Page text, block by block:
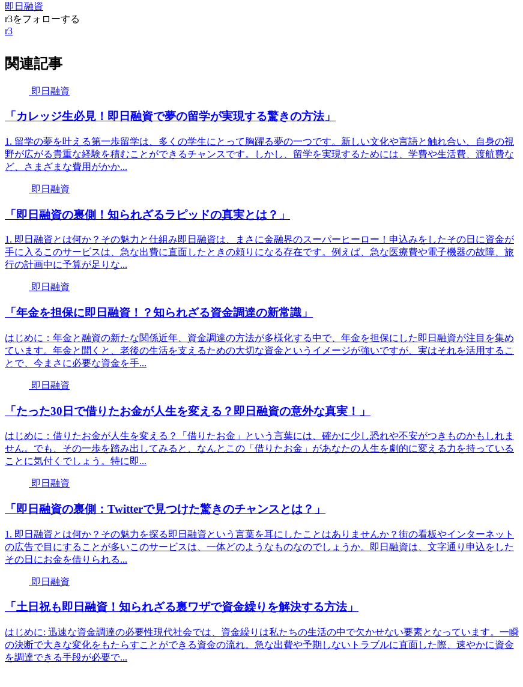
即日融資
r3をフォローする
r3
関連記事
即日融資
「カレッジ生必見！即日融資で夢の留学が実現する驚きの方法」
1. 留学の夢を叶える第一歩留学は、多くの学生にとって胸躍る夢の一つです。新しい文化や言語と触れ合い、自身の視
野が広がる貴重な経験を積むことができるチャンスです。しかし、留学を実現するためには、学費や生活費、渡航費な
ど、さまざまな費用がかか...
即日融資
「即日融資の裏側！知られざるラピッドの真実とは？」
1. 即日融資とは何か？その魅力と仕組み即日融資は、まさに金融界のスーパーヒーロー！申込みをしたその日に資金が
手に入るこのサービスは、急な出費に直面したときの頼りになる存在です。例えば、急な医療費や電子機器の故障、旅
行の計画中に予算が足りな...
即日融資
「年金を担保に即日融資！？知られざる資金調達の新常識」
はじめに：年金と融資の新たな関係近年、資金調達の方法が多様化する中で、年金を担保にした即日融資が注目を集め
ています。年金と聞くと、老後の生活を支えるための大切な資金というイメージが強いですが、実はそれを活用するこ
とで、今まさに必要な資金を手...
即日融資
「たった30日で借りたお金が人生を変える？即日融資の意外な真実！」
はじめに：借りたお金が人生を変える？「借りたお金」という言葉には、確かに少し恐れや不安がつきものかもしれま
せん。でも、その一歩を踏み出してみると、なんとこの「借りたお金」があなたの人生を劇的に変える力を持っている
ことに気付くでしょう。特に即...
即日融資
「即日融資の裏側：Twitterで見つけた驚きのチャンスとは？」
1. 即日融資とは何か？その魅力を探る即日融資という言葉を耳にしたことはありませんか？街の看板やインターネット
の広告で目にすることが多いこのサービスは、一体どのようなものなのでしょうか。即日融資は、文字通り申込をした
その日にお金を借りられる...
即日融資
「土日祝も即日融資！知られざる裏ワザで資金繰りを解決する方法」
はじめに: 迅速な資金調達の必要性現代社会では、資金繰りは私たちの生活の中で欠かせない要素となっています。一瞬
の決断で大きな変化をもたらすことができる資金の流れ。急な出費や予期しないトラブルに直面した際、速やかに資金
を調達できる手段が必要で...